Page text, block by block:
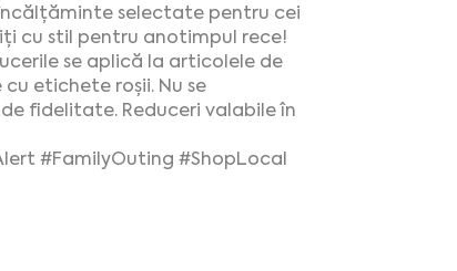
selectate pentru cei
cu stil pentru anotimpul rece!
se aplică la articolele de
etichete roșii. Nu se
fidelitate. Reduceri valabile în
#FamilyOuting #ShopLocal